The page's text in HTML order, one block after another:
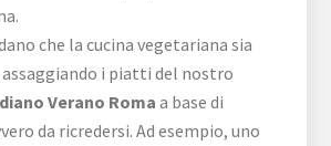
che la cucina vegetariana sia
i piatti del nostro
Verano Roma a base di
da ricredersi. Ad esempio, uno